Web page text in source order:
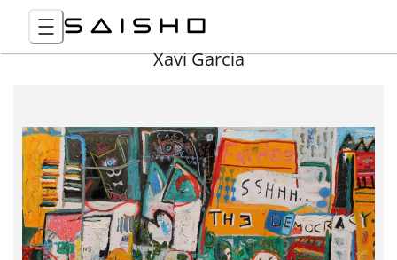
Xavi Garcia